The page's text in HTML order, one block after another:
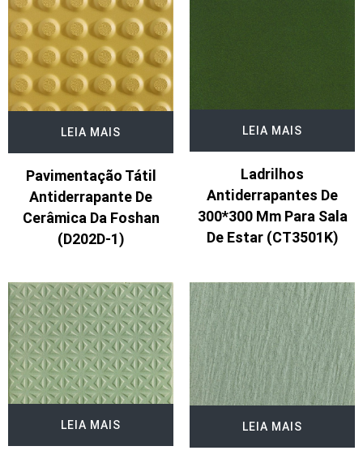
LEIA MAIS
Pavimentação Tátil
Antiderrapante De
Cerâmica Da Foshan
(D202D-1)
LEIA MAIS
Ladrilhos
Antiderrapantes De
300*300 Mm Para Sala
De Estar (CT3501K)
LEIA MAIS LEIA MAIS